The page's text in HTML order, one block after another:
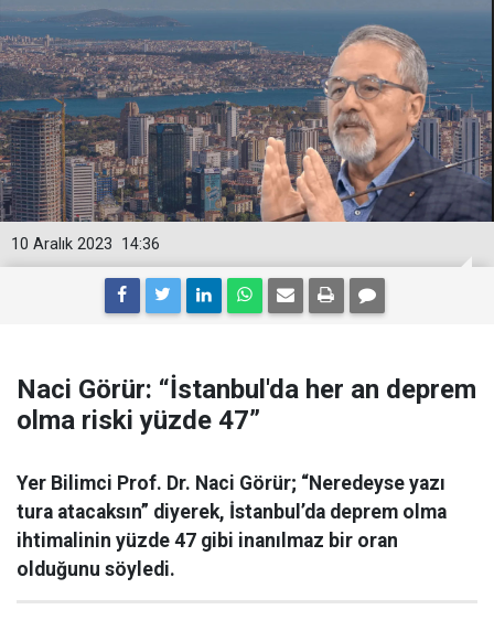
14:36
10 Aralık 2023
Naci Görür: “İstanbul'da her an deprem
olma riski yüzde 47”
Yer Bilimci Prof. Dr. Naci Görür; “Neredeyse yazı
tura atacaksın” diyerek, İstanbul’da deprem olma
ihtimalinin yüzde 47 gibi inanılmaz bir oran
olduğunu söyledi.